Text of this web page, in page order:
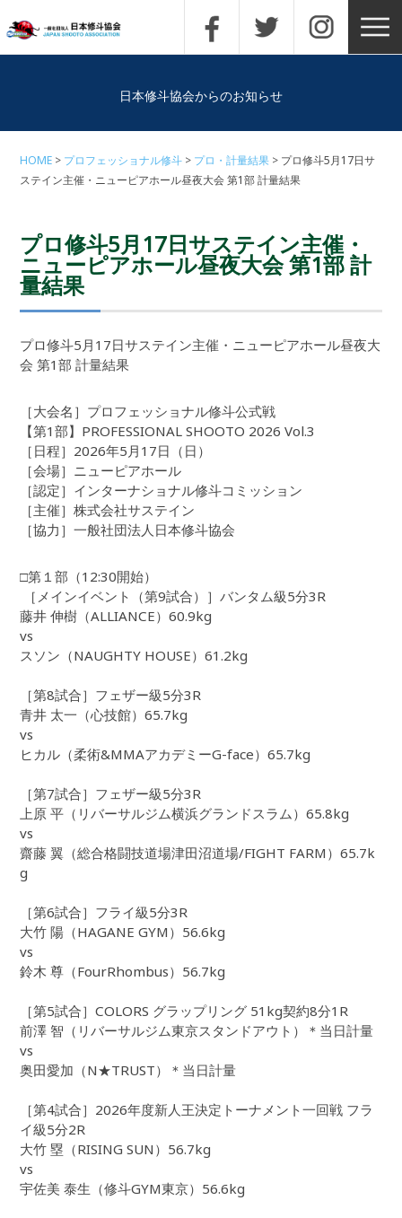
日本修斗協会からのお知らせ
HOME プロフェッショナル修斗 プロ・計量結果
プロ修斗5月17日サ
ステイン主催・ニューピアホール昼夜大会 第1部 計量結果
プロ修斗5月17日サステイン主催・
ニューピアホール昼夜大会 第1部 計
量結果
プロ修斗5月17日サステイン主催・ニューピアホール昼夜大
会 第1部 計量結果
［大会名］プロフェッショナル修斗公式戦
【第1部】PROFESSIONAL SHOOTO 2026 Vol.3
［日程］2026年5月17日（日）
［会場］ニューピアホール
［認定］インターナショナル修斗コミッション
［主催］株式会社サステイン
［協力］一般社団法人日本修斗協会
□第１部（12:30開始）
［メインイベント（第9試合）］バンタム級5分3R
藤井 伸樹（ALLIANCE）60.9kg
vs
スソン（NAUGHTY HOUSE）61.2kg
［第8試合］フェザー級5分3R
青井 太一（心技館）65.7kg
vs
ヒカル（柔術&MMAアカデミーG-face）65.7kg
［第7試合］フェザー級5分3R
上原 平（リバーサルジム横浜グランドスラム）65.8kg
vs
齋藤 翼（総合格闘技道場津田沼道場/FIGHT FARM）65.7k
g
［第6試合］フライ級5分3R
大竹 陽（HAGANE GYM）56.6kg
vs
鈴木 尊（FourRhombus）56.7kg
［第5試合］COLORS グラップリング 51kg契約8分1R
前澤 智（リバーサルジム東京スタンドアウト）＊当日計量
vs
奥田愛加（N★TRUST）＊当日計量
［第4試合］2026年度新人王決定トーナメント一回戦 フラ
イ級5分2R
大竹 塁（RISING SUN）56.7kg
vs
宇佐美 泰生（修斗GYM東京）56.6kg